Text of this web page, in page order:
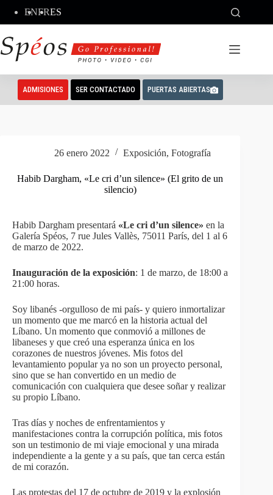
contenido
ENFRES
ADMISIONES SER CONTACTADO PUERTAS ABIERTAS
26 enero 2022 Exposición, Fotografía
Habib Dargham, «Le cri d’un silence» (El grito de un
silencio)
Habib Dargham presentará «Le cri d’un silence» en la
Galería Spéos, 7 rue Jules Vallès, 75011 París, del 1 al 6
de marzo de 2022.
Inauguración de la exposición: 1 de marzo, de 18:00 a
21:00 horas.
Soy libanés -orgulloso de mi país- y quiero inmortalizar
un momento que me marcó en la historia actual del
Líbano. Un momento que conmovió a millones de
libaneses y que creó una esperanza única en los
corazones de nuestros jóvenes. Mis fotos del
levantamiento popular ya no son un proyecto personal,
sino que se han convertido en un medio de
comunicación con cualquiera que desee soñar y realizar
su propio Líbano.
Tras días y noches de enfrentamientos y
manifestaciones contra la corrupción política, mis fotos
son un testimonio de mi viaje emocional y una mirada
independiente a la gente y a su país, que tan cerca están
de mi corazón.
Las protestas del 17 de octubre de 2019 y la explosión